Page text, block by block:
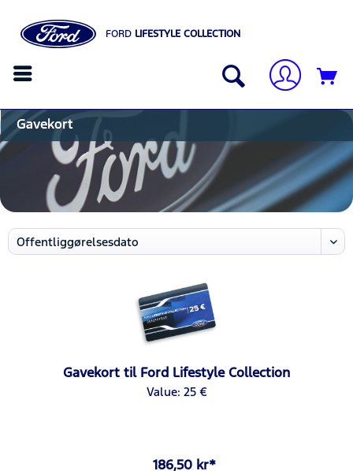
FORD LIFESTYLE COLLECTION
Gavekort
Gavekort til Ford Lifestyle Collection
Value: 25 €
186,50 kr*